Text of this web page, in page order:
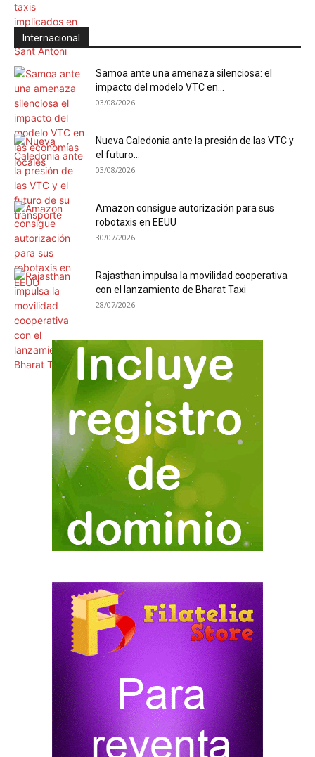
Internacional
Samoa ante una amenaza silenciosa: el
impacto del modelo VTC en...
03/08/2026
Nueva Caledonia ante la presión de las VTC y
el futuro...
03/08/2026
Amazon consigue autorización para sus
robotaxis en EEUU
30/07/2026
Rajasthan impulsa la movilidad cooperativa
con el lanzamiento de Bharat Taxi
28/07/2026